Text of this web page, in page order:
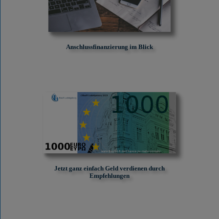
Anschlussfinanzierung im Blick
Jetzt ganz einfach Geld verdienen durch
Empfehlungen